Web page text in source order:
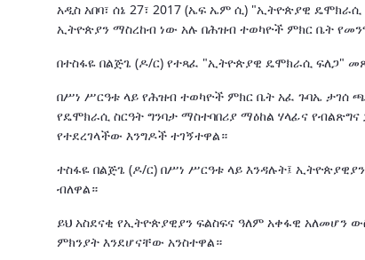
አዲስ አበባ፣ ሰኔ 27፣ 2017 (ኤፍ ኤም ሲ) "ኢትዮጵያዊ
ኢትዮጵያን ማስረከብ ነው አሉ በሕዝብ ተወካዮች ምክር ቤት
በተስፋዬ በልጅጌ (ዶ/ር) የተጻፈ "ኢትዮጵያዊ ዴሞክራሲ ፍለጋ"
በሥነ ሥርዓቱ ላይ የሕዝብ ተወካዮች ምክር ቤት አፈ ጉባኤ ታገሰ
የዴሞክራሲ ስርዓት ግንባታ ማስተባበሪያ ማዕከል ሃላፊና
የተደረገላችው እንግዶች ተገኝተዋል።
ተስፋዬ በልጅጌ (ዶ/ር) በሥነ ሥርዓቱ ላይ እንዳሉት፤ ኢትዮጵያዊያን
ብለዋል።
ይህ አስደናቂ የኢትዮጵያዊያን ፍልስፍና ዓለም አቀፋዊ
ምክንያት እንደሆናቸው አንስተዋል።